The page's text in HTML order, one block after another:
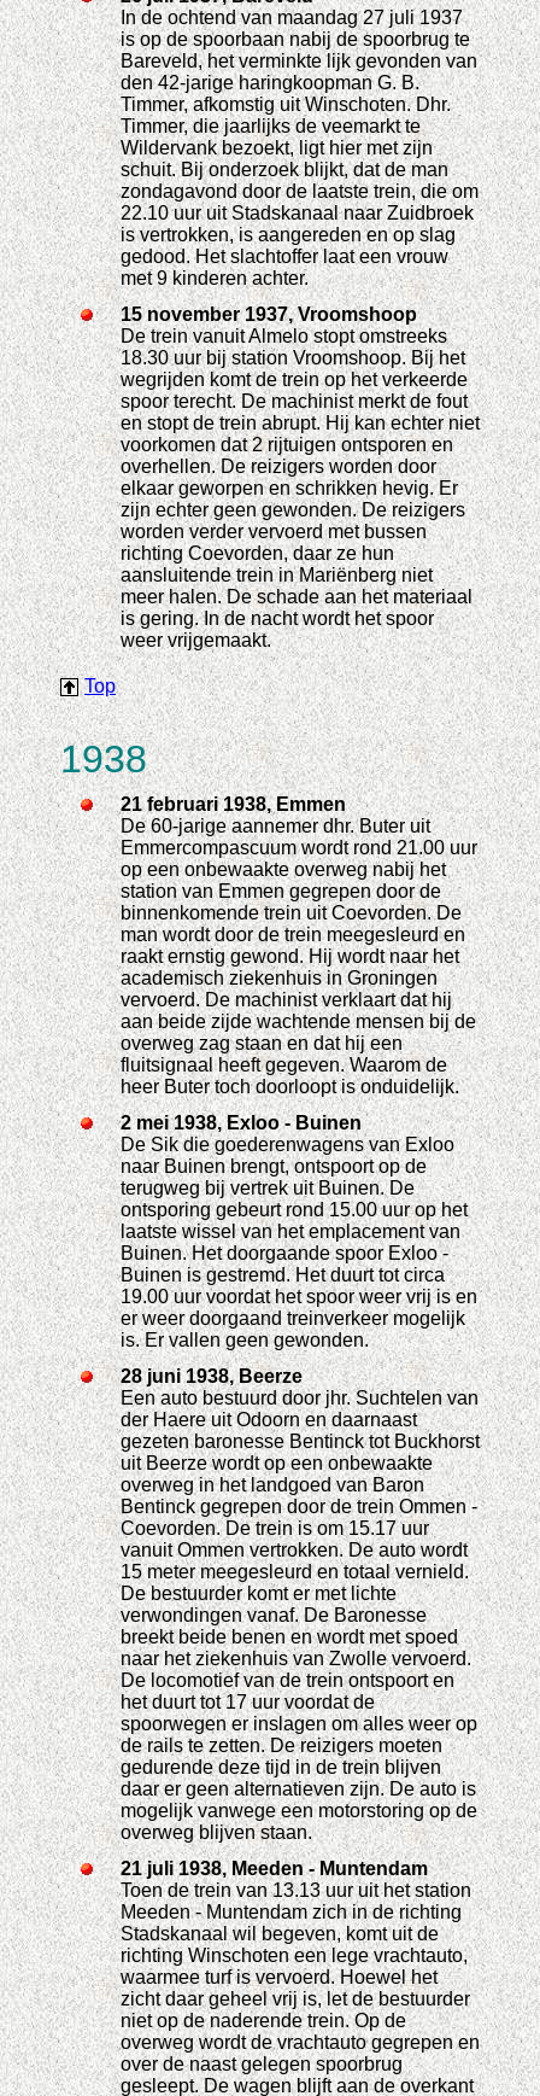
In de ochtend van maandag 27 juli 1937
is op de spoorbaan nabij de spoorbrug te
Bareveld, het verminkte lijk gevonden van
den 42-jarige haringkoopman G. B.
Timmer, afkomstig uit Winschoten. Dhr.
Timmer, die jaarlijks de veemarkt te
Wildervank bezoekt, ligt hier met zijn
schuit. Bij onderzoek blijkt, dat de man
zondagavond door de laatste trein, die om
22.10 uur uit Stadskanaal naar Zuidbroek
is vertrokken, is aangereden en op slag
gedood. Het slachtoffer laat een vrouw
met 9 kinderen achter.
15 november 1937, Vroomshoop
De trein vanuit Almelo stopt omstreeks
18.30 uur bij station Vroomshoop. Bij het
wegrijden komt de trein op het verkeerde
spoor terecht. De machinist merkt de fout
en stopt de trein abrupt. Hij kan echter niet
voorkomen dat 2 rijtuigen ontsporen en
overhellen. De reizigers worden door
elkaar geworpen en schrikken hevig. Er
zijn echter geen gewonden. De reizigers
worden verder vervoerd met bussen
richting Coevorden, daar ze hun
aansluitende trein in Mariënberg niet
meer halen. De schade aan het materiaal
is gering. In de nacht wordt het spoor
weer vrijgemaakt.
Top
1938
21 februari 1938, Emmen
De 60-jarige aannemer dhr. Buter uit
Emmercompascuum wordt rond 21.00 uur
op een onbewaakte overweg nabij het
station van Emmen gegrepen door de
binnenkomende trein uit Coevorden. De
man wordt door de trein meegesleurd en
raakt ernstig gewond. Hij wordt naar het
academisch ziekenhuis in Groningen
vervoerd. De machinist verklaart dat hij
aan beide zijde wachtende mensen bij de
overweg zag staan en dat hij een
fluitsignaal heeft gegeven. Waarom de
heer Buter toch doorloopt is onduidelijk.
2 mei 1938, Exloo - Buinen
De Sik die goederenwagens van Exloo
naar Buinen brengt, ontspoort op de
terugweg bij vertrek uit Buinen. De
ontsporing gebeurt rond 15.00 uur op het
laatste wissel van het emplacement van
Buinen. Het doorgaande spoor Exloo -
Buinen is gestremd. Het duurt tot circa
19.00 uur voordat het spoor weer vrij is en
er weer doorgaand treinverkeer mogelijk
is. Er vallen geen gewonden.
28 juni 1938, Beerze
Een auto bestuurd door jhr. Suchtelen van
der Haere uit Odoorn en daarnaast
gezeten baronesse Bentinck tot Buckhorst
uit Beerze wordt op een onbewaakte
overweg in het landgoed van Baron
Bentinck gegrepen door de trein Ommen -
Coevorden. De trein is om 15.17 uur
vanuit Ommen vertrokken. De auto wordt
15 meter meegesleurd en totaal vernield.
De bestuurder komt er met lichte
verwondingen vanaf. De Baronesse
breekt beide benen en wordt met spoed
naar het ziekenhuis van Zwolle vervoerd.
De locomotief van de trein ontspoort en
het duurt tot 17 uur voordat de
spoorwegen er inslagen om alles weer op
de rails te zetten. De reizigers moeten
gedurende deze tijd in de trein blijven
daar er geen alternatieven zijn. De auto is
mogelijk vanwege een motorstoring op de
overweg blijven staan.
21 juli 1938, Meeden - Muntendam
Toen de trein van 13.13 uur uit het station
Meeden - Muntendam zich in de richting
Stadskanaal wil begeven, komt uit de
richting Winschoten een lege vrachtauto,
waarmee turf is vervoerd. Hoewel het
zicht daar geheel vrij is, let de bestuurder
niet op de naderende trein. Op de
overweg wordt de vrachtauto gegrepen en
over de naast gelegen spoorbrug
gesleept. De wagen blijft aan de overkant